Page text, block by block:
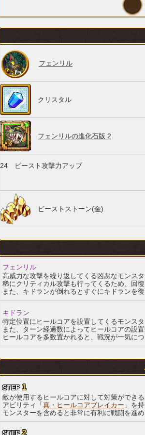
フェンリル
クリスタル
フェンリルの進化石版 2
24
ビースト攻撃力アップ
ビーストストーン(金)
フェンリル
高威力な攻撃を繰り返してくる凶悪なモンスタ
稀にクリティカル攻撃も行ってくるため、回
また、キドランが倒れるとすぐにキドランを復
キドラン
特定位置にヒールコアを設置してくるモンスタ
また、ターン経過数によってヒールコアの設
ヒールコアを多数置かれると、戦況が一気に
STEP1
敵が使用するヒールコアに対して対策ができ
アビリティ「真・ヒールコアブレイカー 」を
モンスターを含めると非常に有利に戦闘を進め
STEP2